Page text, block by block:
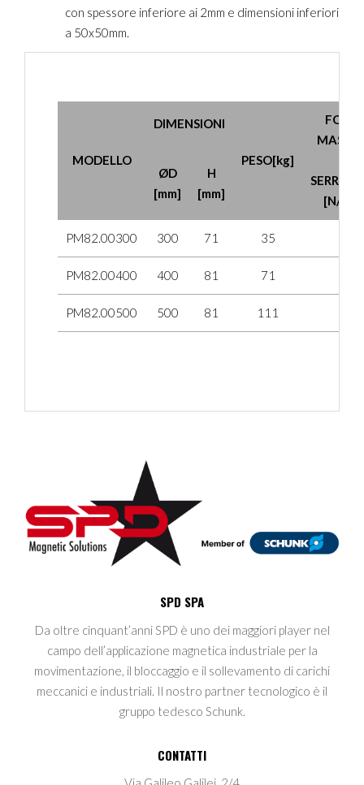
con spessore inferiore ai 2mm e dimensioni inferiori
a 50x50mm.
MODELLO
DIMENSIONI
PESO[kg]
[N/
ØD
[mm]
H
[mm]
PM82.00300 300 71 35
PM82.00400 400 81 71
PM82.00500 500 81 111
SPD SPA
Da oltre cinquant’anni SPD è uno dei maggiori player nel
campo dell’applicazione magnetica industriale per la
movimentazione, il bloccaggio e il sollevamento di carichi
meccanici e industriali. Il nostro partner tecnologico è il
gruppo tedesco Schunk.
CONTATTI